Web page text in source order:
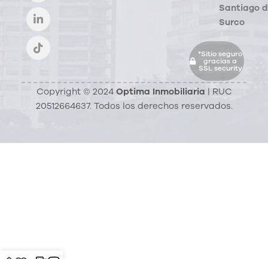
Santiago
Surco
*Sitio seguro
gracias a
SSL security
Copyright © 2024 Optima Inmobiliaria | RUC
20512664637. Todos los derechos reservados.